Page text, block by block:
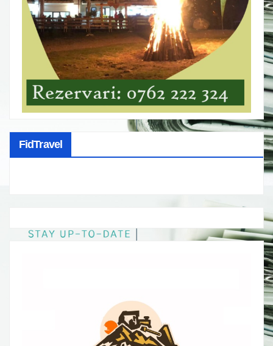
FidTravel